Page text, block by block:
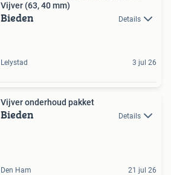
Vijver (63, 40 mm)
Bieden Details
Lelystad 3 jul 26
Vijver onderhoud pakket
Bieden Details
Den Ham 21 jul 26